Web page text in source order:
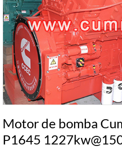
Motor de bomba
P1645